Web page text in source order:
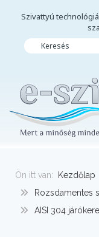
Szivattyú
Keresés
Ön itt van: Kezdőlap
Rozsdamentes
AISI 304